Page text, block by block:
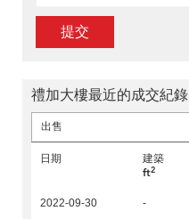
提交
禮加大樓最近的成交紀錄
出售
日期
建築
ft2
2022-09-30 -